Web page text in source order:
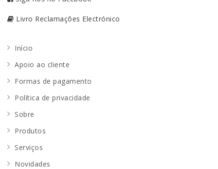
Livro Reclamações Electrónico
Início
Apoio ao cliente
Formas de pagamento
Política de privacidade
Sobre
Produtos
Serviços
Novidades